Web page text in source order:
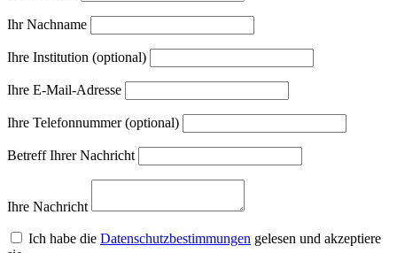
Ihr Nachname
Ihre Institution (optional)
Ihre E-Mail-Adresse
Ihre Telefonnummer (optional)
Betreff Ihrer Nachricht
Ihre Nachricht
Ich habe die Datenschutzbestimmungen gelesen und akzeptiere